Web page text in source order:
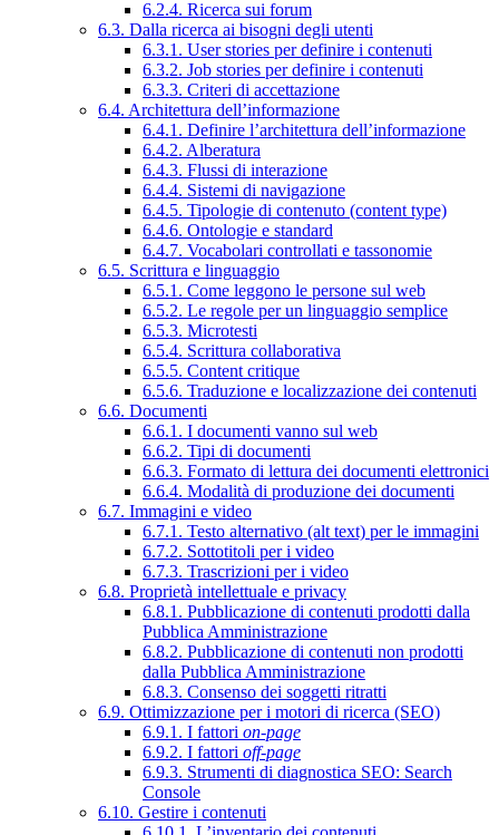
6.2.4. Ricerca sui forum
6.3. Dalla ricerca ai bisogni degli utenti
6.3.1. User stories per definire i contenuti
6.3.2. Job stories per definire i contenuti
6.3.3. Criteri di accettazione
6.4. Architettura dell’informazione
6.4.1. Definire l’architettura dell’informazione
6.4.2. Alberatura
6.4.3. Flussi di interazione
6.4.4. Sistemi di navigazione
6.4.5. Tipologie di contenuto (content type)
6.4.6. Ontologie e standard
6.4.7. Vocabolari controllati e tassonomie
6.5. Scrittura e linguaggio
6.5.1. Come leggono le persone sul web
6.5.2. Le regole per un linguaggio semplice
6.5.3. Microtesti
6.5.4. Scrittura collaborativa
6.5.5. Content critique
6.5.6. Traduzione e localizzazione dei contenuti
6.6. Documenti
6.6.1. I documenti vanno sul web
6.6.2. Tipi di documenti
6.6.3. Formato di lettura dei documenti elettronici
6.6.4. Modalità di produzione dei documenti
6.7. Immagini e video
6.7.1. Testo alternativo (alt text) per le immagini
6.7.2. Sottotitoli per i video
6.7.3. Trascrizioni per i video
6.8. Proprietà intellettuale e privacy
6.8.1. Pubblicazione di contenuti prodotti dalla
Pubblica Amministrazione
6.8.2. Pubblicazione di contenuti non prodotti
dalla Pubblica Amministrazione
6.8.3. Consenso dei soggetti ritratti
6.9. Ottimizzazione per i motori di ricerca (SEO)
6.9.1. I fattori on-page
6.9.2. I fattori off-page
6.9.3. Strumenti di diagnostica SEO: Search
Console
6.10. Gestire i contenuti